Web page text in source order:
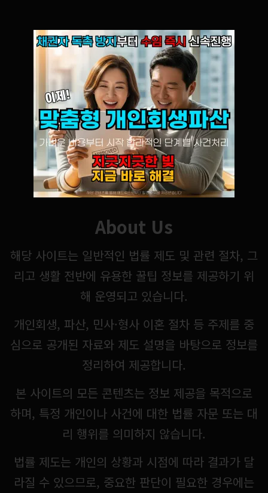
About Us
해당 사이트는 일반적인 법률 제도 및 관련 절차, 그
리고 생활 전반에 유용한 꿀팁 정보를 제공하기 위
해 운영되고 있습니다.
개인회생, 파산, 민사·형사 이혼 절차 등 주제를 중
심으로 공개된 자료와 제도 설명을 바탕으로 정보를
정리하여 제공합니다.
본 사이트의 모든 콘텐츠는 정보 제공을 목적으로
하며, 특정 개인이나 사건에 대한 법률 자문 또는 대
리 행위를 의미하지 않습니다.
법률 제도는 개인의 상황과 시점에 따라 결과가 달
라질 수 있으므로, 중요한 판단이 필요한 경우에는